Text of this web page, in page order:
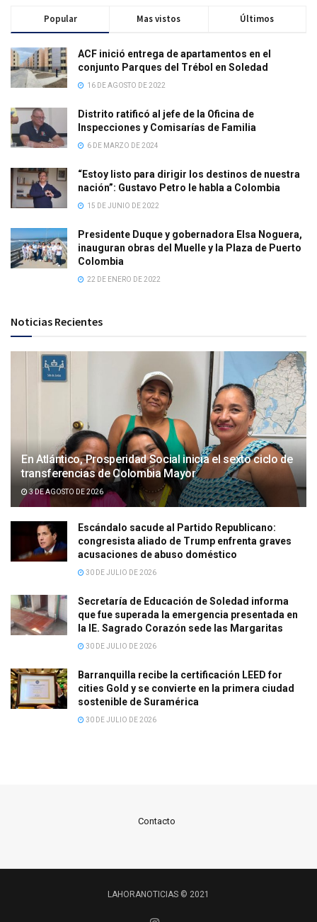
Popular Mas vistos Últimos
ACF inició entrega de apartamentos en el
conjunto Parques del Trébol en Soledad
16 DE AGOSTO DE 2022
Distrito ratificó al jefe de la Oficina de
Inspecciones y Comisarías de Familia
6 DE MARZO DE 2024
“Estoy listo para dirigir los destinos de nuestra
nación”: Gustavo Petro le habla a Colombia
15 DE JUNIO DE 2022
Presidente Duque y gobernadora Elsa Noguera,
inauguran obras del Muelle y la Plaza de Puerto
Colombia
22 DE ENERO DE 2022
Noticias Recientes
En Atlántico, Prosperidad Social inicia el sexto ciclo de
transferencias de Colombia Mayor
3 DE AGOSTO DE 2026
Escándalo sacude al Partido Republicano:
congresista aliado de Trump enfrenta graves
acusaciones de abuso doméstico
30 DE JULIO DE 2026
Secretaría de Educación de Soledad informa
que fue superada la emergencia presentada en
la IE. Sagrado Corazón sede las Margaritas
30 DE JULIO DE 2026
Barranquilla recibe la certificación LEED for
cities Gold y se convierte en la primera ciudad
sostenible de Suramérica
30 DE JULIO DE 2026
Contacto
LAHORANOTICIAS © 2021